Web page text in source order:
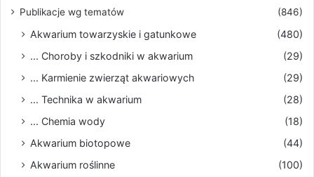
Publikacje wg tematów
(846)
Akwarium towarzyskie i gatunkowe
(480)
... Choroby i szkodniki w akwarium
(29)
... Karmienie zwierząt akwariowych
(29)
... Technika w akwarium
(28)
... Chemia wody
(18)
Akwarium biotopowe
(44)
Akwarium roślinne
(100)